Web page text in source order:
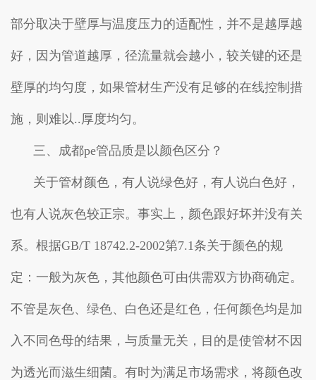
部分取决于壁厚与温度压力的适配性，并不是越厚越
好，因为管道越厚，径流量就会越小，较关键的还是
壁厚的均匀度，如果管材生产没有足够的在线控制措
施，则难以..厚度均匀。
三、成都pe管品质是以颜色区分？
关于管材颜色，有人说绿色好，有人说白色好，
也有人说灰色较正宗。事实上，颜色跟好坏并没有关
系。根据GB/T 18742.2-2002第7.1条关于颜色的规
定：一般为灰色，其他颜色可由供需双方协商确定。
不管是灰色、绿色、白色还是红色，任何颜色均是加
入不同色母的结果，与质量无关，目的是使管材不因
为透光而滋生细菌。有时为满足市场需求，将颜色改